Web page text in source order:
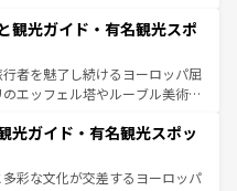
報はコンテンツ一覧を参照してほ
情熱的なフラメンコ、熱気あふ
タパスが生活の一部となってい
された雰囲気や、バルセロナの
地方では古代ローマ遺跡や中世
気候が異なるスペインはその個
しい。
観光ガイド・有名観光スポ
者を魅了し続けるヨーロッパ屈
エッフェル塔やルーブル美術館
いる。華麗な宮殿、歴史的な大
て豊かな自然が、訪れる者を心
ンスは美食の国としても知ら
光ガイド・有名観光スポッ
彩な文化が交差するヨーロッパ